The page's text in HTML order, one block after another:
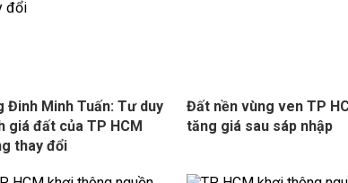
Đinh Minh Tuấn: Tư duy
giá đất của TP HCM
thay đổi
Đất nền vùng ven TP
tăng giá sau sáp nhập